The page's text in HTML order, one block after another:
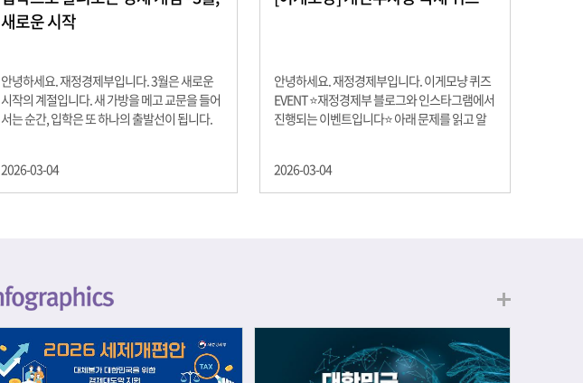
새로운 시작
안녕하세요. 재정경제부입니다. 3월은 새로운
시작의 계절입니다. 새 가방을 메고 교문을 들어
서는 순간, 입학은 또 하나의 출발선이 됩니다.
음이기도 합니다. 입학이라는 순간을 경제의 시
각으로 바라보면, 우리는 한 가지 중요한 개념을
식, 친구들과의 협업, 다양한 활동 속에서 얻는
문제 해결 경험은 모두 개인의 역량으로 축적됩
니다. 경제학에서는 이.......
2026-03-04
안녕하세요. 재정경제부입니다. 이게모냥 퀴즈
EVENT ⭐재정경제부 블로그와 인스타그램에서
진행되는 이벤트입니다⭐ 아래 문제를 읽고 알
자용 국채를 3월에는 전월보다 발행규모를 100
억원 확대합니다. 2026년 3월에 발행 예정인 ⎾
폰 (60명) 참여.......
2026-03-04